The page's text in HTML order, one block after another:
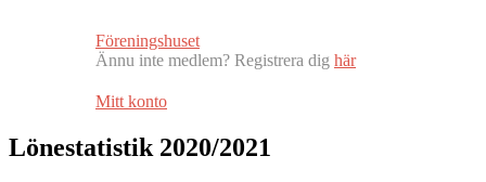
Föreningshuset
Ännu inte medlem? Registrera dig här
Mitt konto
Lönestatistik 2020/2021